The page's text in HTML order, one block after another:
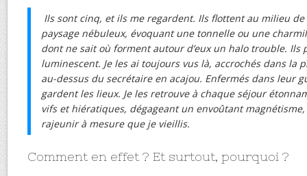
Ils sont cinq, et ils me regardent. Ils flottent au milieu
paysage nébuleux, évoquant une tonnelle ou une
dont ne sait où forment autour d’eux un halo trouble. Ils
luminescent. Je les ai toujours vus là, accrochés dans la
au-dessus du secrétaire en acajou. Enfermés dans leur
gardent les lieux. Je les retrouve à chaque séjour
vifs et hiératiques, dégageant un envoûtant
rajeunir à mesure que je vieillis.
Comment en effet ? Et surtout, pourquoi ?